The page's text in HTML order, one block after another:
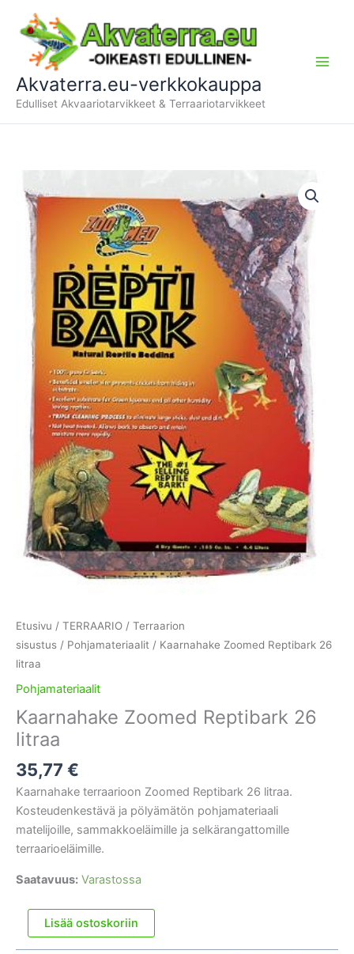
sisältöön
Akvaterra.eu-verkkokauppa
Edulliset Akvaariotarvikkeet & Terraariotarvikkeet
Etusivu / TERRAARIO / Terraarion
sisustus / Pohjamateriaalit / Kaarnahake Zoomed Reptibark 26
litraa
Pohjamateriaalit
Kaarnahake Zoomed Reptibark 26
litraa
35,77 €
Kaarnahake terraarioon Zoomed Reptibark 26 litraa.
Kosteudenkestävä ja pölyämätön pohjamateriaali
matelijoille, sammakkoeläimille ja selkärangattomille
terraarioeläimille.
Saatavuus: Varastossa
Kaarnahake
Zoomed
Lisää ostoskoriin